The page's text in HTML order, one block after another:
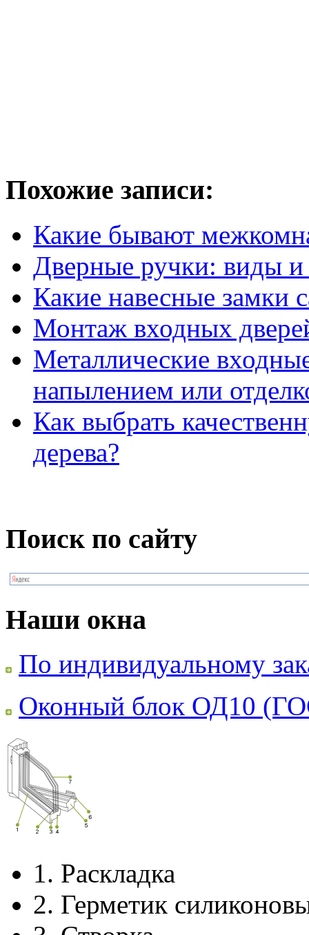
Похожие записи:
Какие бывают
Дверные ручки: виды
Какие навесные замки
Монтаж входных
Металлические
напылением или
Как выбрать
дерева?
Поиск по сайту
Наши окна
По индивидуальному
Оконный блок ОД10
1. Раскладка
2. Герметик